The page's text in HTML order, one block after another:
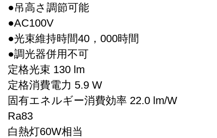
●吊高さ調節可能
●AC100V
●光束維持時間40，000時間
●調光器併用不可
定格光束 130 lm
定格消費電力 5.9 W
固有エネルギー消費効率 22.0 lm/W
Ra83
白熱灯60W相当